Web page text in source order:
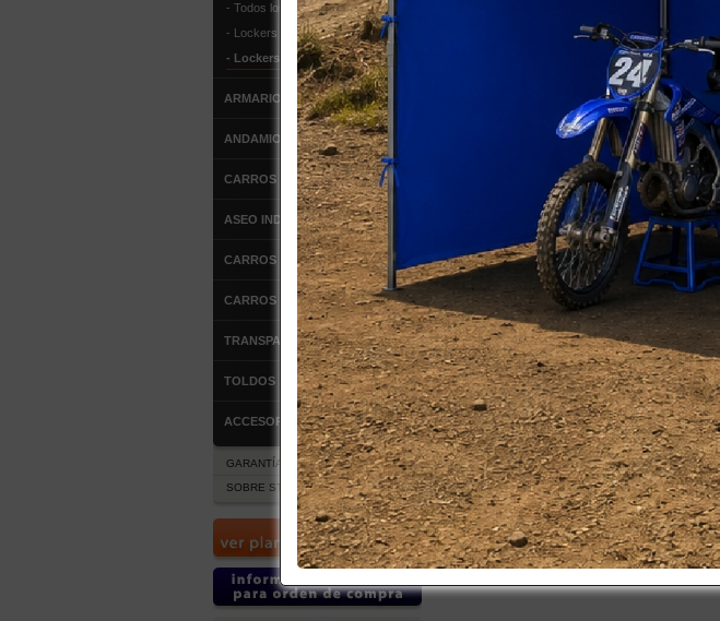
- Todos los Productos
- Lockers Industriales
- Lockers Comerciales
ARMARIOS METALICOS
ANDAMIOS
CARROS DE SERVICIO
ASEO INDUSTRIAL
CARROS DE ALUMINIO
CARROS DE ACERO
TRANSPALETAS MANUALES
TOLDOS
ACCESORIOS
GARANTÍA Y POST VENTA
SOBRE STOCK DE PRODUCTOS
MÁS INFORMACIÓN Y DESCARGAS DE ARCHIVOS
DESCARGAR FICHA TÉCNICA
DESCARGAR CATÁLOGO